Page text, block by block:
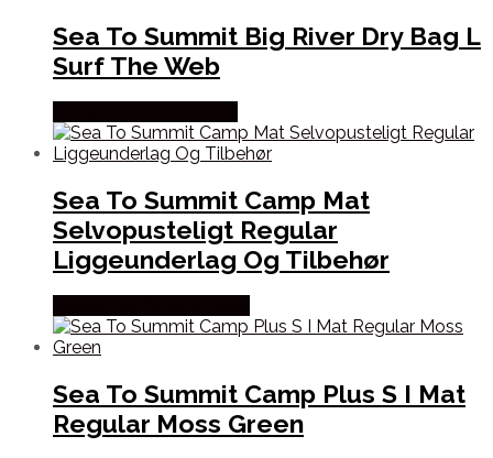
Sea To Summit Big River Dry Bag L
Surf The Web
Sea To Summit Camp Mat
Selvopusteligt Regular
Liggeunderlag Og Tilbehør
Sea To Summit Camp Plus S I Mat
Regular Moss Green